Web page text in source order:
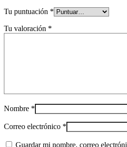
Tu puntuación *
Tu valoración *
Nombre *
Correo electrónico *
Guardar mi nombre, correo